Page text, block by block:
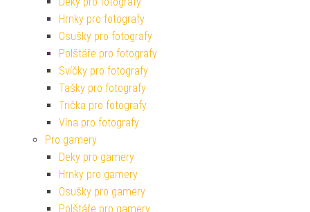
Hrnky pro fotografy
Osušky pro fotografy
Polštáře pro fotografy
Svíčky pro fotografy
Tašky pro fotografy
Trička pro fotografy
Vína pro fotografy
Pro gamery
Deky pro gamery
Hrnky pro gamery
Osušky pro gamery
Polštáře pro gamery